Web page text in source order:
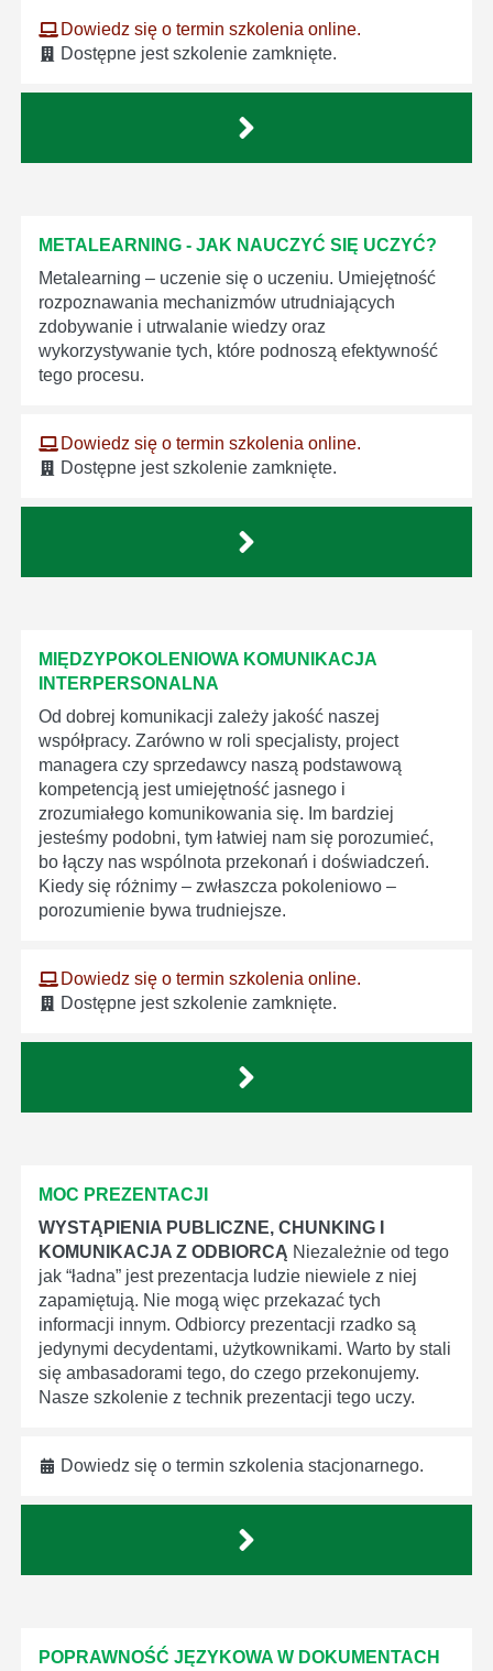
Dowiedz się o termin szkolenia online.
Dostępne jest szkolenie zamknięte.
METALEARNING - JAK NAUCZYĆ SIĘ UCZYĆ?
Metalearning – uczenie się o uczeniu. Umiejętność
rozpoznawania mechanizmów utrudniających
zdobywanie i utrwalanie wiedzy oraz
wykorzystywanie tych, które podnoszą efektywność
tego procesu.
Dowiedz się o termin szkolenia online.
Dostępne jest szkolenie zamknięte.
MIĘDZYPOKOLENIOWA KOMUNIKACJA
INTERPERSONALNA
Od dobrej komunikacji zależy jakość naszej
współpracy. Zarówno w roli specjalisty, project
managera czy sprzedawcy naszą podstawową
kompetencją jest umiejętność jasnego i
zrozumiałego komunikowania się. Im bardziej
jesteśmy podobni, tym łatwiej nam się porozumieć,
bo łączy nas wspólnota przekonań i doświadczeń.
Kiedy się różnimy – zwłaszcza pokoleniowo –
porozumienie bywa trudniejsze.
Dowiedz się o termin szkolenia online.
Dostępne jest szkolenie zamknięte.
MOC PREZENTACJI
WYSTĄPIENIA PUBLICZNE, CHUNKING I
KOMUNIKACJA Z ODBIORCĄ Niezależnie od tego
jak “ładna” jest prezentacja ludzie niewiele z niej
zapamiętują. Nie mogą więc przekazać tych
informacji innym. Odbiorcy prezentacji rzadko są
jedynymi decydentami, użytkownikami. Warto by stali
się ambasadorami tego, do czego przekonujemy.
Nasze szkolenie z technik prezentacji tego uczy.
Dowiedz się o termin szkolenia stacjonarnego.
POPRAWNOŚĆ JĘZYKOWA W DOKUMENTACH